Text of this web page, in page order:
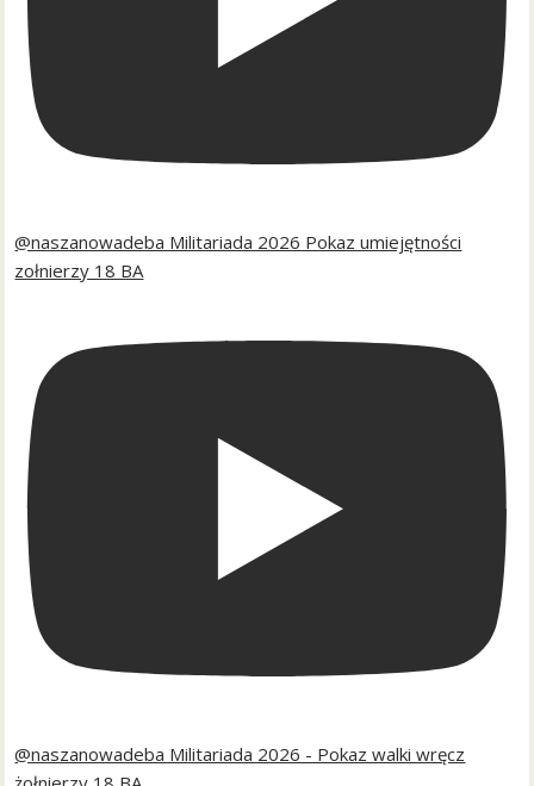
@naszanowadeba Militariada 2026 Pokaz umiejętności
zołnierzy 18 BA
@naszanowadeba Militariada 2026 - Pokaz walki wręcz